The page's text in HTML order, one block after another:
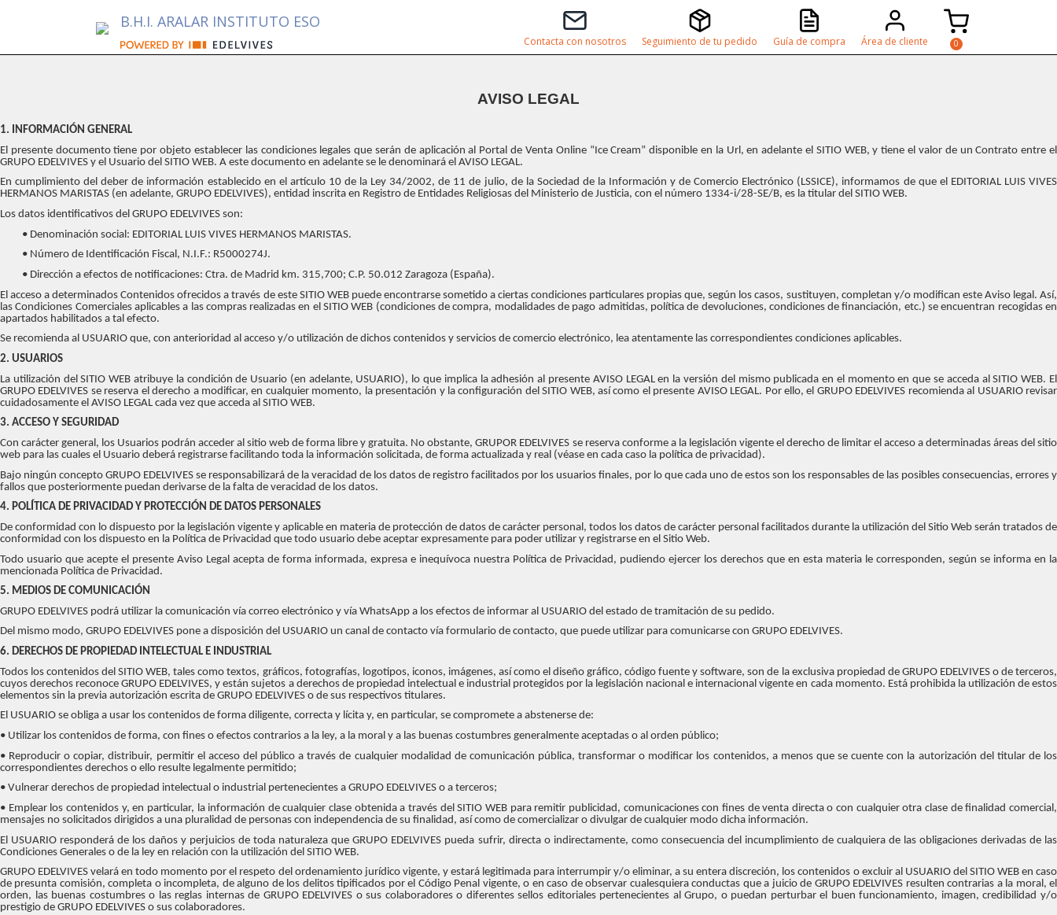
B.H.I. ARALAR INSTITUTO ESO
Contacta con nosotros Seguimiento de tu pedido Guía de compra Área de cliente
AVISO LEGAL
1. INFORMACIÓN GENERAL
El presente documento tiene por objeto establecer las condiciones legales que serán de aplicación al Portal de Venta Online “Ice Cream” disponible en la Url, en adelante el SITIO WEB, y tiene el valor de un Contrato entre el
GRUPO EDELVIVES y el Usuario del SITIO WEB. A este documento en adelante se le denominará el AVISO LEGAL.
En cumplimiento del deber de información establecido en el artículo 10 de la Ley 34/2002, de 11 de julio, de la Sociedad de la Información y de Comercio Electrónico (LSSICE), informamos de que el EDITORIAL LUIS VIVES
HERMANOS MARISTAS (en adelante, GRUPO EDELVIVES), entidad inscrita en Registro de Entidades Religiosas del Ministerio de Justicia, con el número 1334-i/28-SE/B, es la titular del SITIO WEB.
Los datos identificativos del GRUPO EDELVIVES son:
• Denominación social: EDITORIAL LUIS VIVES HERMANOS MARISTAS.
• Número de Identificación Fiscal, N.I.F.: R5000274J.
• Dirección a efectos de notificaciones: Ctra. de Madrid km. 315,700; C.P. 50.012 Zaragoza (España).
El acceso a determinados Contenidos ofrecidos a través de este SITIO WEB puede encontrarse sometido a ciertas condiciones particulares propias que, según los casos, sustituyen, completan y/o modifican este Aviso legal. Así,
las Condiciones Comerciales aplicables a las compras realizadas en el SITIO WEB (condiciones de compra, modalidades de pago admitidas, política de devoluciones, condiciones de financiación, etc.) se encuentran recogidas en
apartados habilitados a tal efecto.
Se recomienda al USUARIO que, con anterioridad al acceso y/o utilización de dichos contenidos y servicios de comercio electrónico, lea atentamente las correspondientes condiciones aplicables.
2. USUARIOS
La utilización del SITIO WEB atribuye la condición de Usuario (en adelante, USUARIO), lo que implica la adhesión al presente AVISO LEGAL en la versión del mismo publicada en el momento en que se acceda al SITIO WEB. El
GRUPO EDELVIVES se reserva el derecho a modificar, en cualquier momento, la presentación y la configuración del SITIO WEB, así como el presente AVISO LEGAL. Por ello, el GRUPO EDELVIVES recomienda al USUARIO revisar
cuidadosamente el AVISO LEGAL cada vez que acceda al SITIO WEB.
3. ACCESO Y SEGURIDAD
Con carácter general, los Usuarios podrán acceder al sitio web de forma libre y gratuita. No obstante, GRUPOR EDELVIVES se reserva conforme a la legislación vigente el derecho de limitar el acceso a determinadas áreas del sitio
web para las cuales el Usuario deberá registrarse facilitando toda la información solicitada, de forma actualizada y real (véase en cada caso la política de privacidad).
Bajo ningún concepto GRUPO EDELVIVES se responsabilizará de la veracidad de los datos de registro facilitados por los usuarios finales, por lo que cada uno de estos son los responsables de las posibles consecuencias, errores y
fallos que posteriormente puedan derivarse de la falta de veracidad de los datos.
4. POLÍTICA DE PRIVACIDAD Y PROTECCIÓN DE DATOS PERSONALES
De conformidad con lo dispuesto por la legislación vigente y aplicable en materia de protección de datos de carácter personal, todos los datos de carácter personal facilitados durante la utilización del Sitio Web serán tratados de
conformidad con los dispuesto en la Política de Privacidad que todo usuario debe aceptar expresamente para poder utilizar y registrarse en el Sitio Web.
Todo usuario que acepte el presente Aviso Legal acepta de forma informada, expresa e inequívoca nuestra Política de Privacidad, pudiendo ejercer los derechos que en esta materia le corresponden, según se informa en la
mencionada Política de Privacidad.
5. MEDIOS DE COMUNICACIÓN
GRUPO EDELVIVES podrá utilizar la comunicación vía correo electrónico y vía WhatsApp a los efectos de informar al USUARIO del estado de tramitación de su pedido.
Del mismo modo, GRUPO EDELVIVES pone a disposición del USUARIO un canal de contacto vía formulario de contacto, que puede utilizar para comunicarse con GRUPO EDELVIVES.
6. DERECHOS DE PROPIEDAD INTELECTUAL E INDUSTRIAL
Todos los contenidos del SITIO WEB, tales como textos, gráficos, fotografías, logotipos, iconos, imágenes, así como el diseño gráfico, código fuente y software, son de la exclusiva propiedad de GRUPO EDELVIVES o de terceros,
cuyos derechos reconoce GRUPO EDELVIVES, y están sujetos a derechos de propiedad intelectual e industrial protegidos por la legislación nacional e internacional vigente en cada momento. Está prohibida la utilización de estos
elementos sin la previa autorización escrita de GRUPO EDELVIVES o de sus respectivos titulares.
El USUARIO se obliga a usar los contenidos de forma diligente, correcta y lícita y, en particular, se compromete a abstenerse de:
• Utilizar los contenidos de forma, con fines o efectos contrarios a la ley, a la moral y a las buenas costumbres generalmente aceptadas o al orden público;
• Reproducir o copiar, distribuir, permitir el acceso del público a través de cualquier modalidad de comunicación pública, transformar o modificar los contenidos, a menos que se cuente con la autorización del titular de los
correspondientes derechos o ello resulte legalmente permitido;
• Vulnerar derechos de propiedad intelectual o industrial pertenecientes a GRUPO EDELVIVES o a terceros;
• Emplear los contenidos y, en particular, la información de cualquier clase obtenida a través del SITIO WEB para remitir publicidad, comunicaciones con fines de venta directa o con cualquier otra clase de finalidad comercial,
mensajes no solicitados dirigidos a una pluralidad de personas con independencia de su finalidad, así como de comercializar o divulgar de cualquier modo dicha información.
El USUARIO responderá de los daños y perjuicios de toda naturaleza que GRUPO EDELVIVES pueda sufrir, directa o indirectamente, como consecuencia del incumplimiento de cualquiera de las obligaciones derivadas de las
Condiciones Generales o de la ley en relación con la utilización del SITIO WEB.
GRUPO EDELVIVES velará en todo momento por el respeto del ordenamiento jurídico vigente, y estará legitimada para interrumpir y/o eliminar, a su entera discreción, los contenidos o excluir al USUARIO del SITIO WEB en caso
de presunta comisión, completa o incompleta, de alguno de los delitos tipificados por el Código Penal vigente, o en caso de observar cualesquiera conductas que a juicio de GRUPO EDELVIVES resulten contrarias a la moral, el
orden, las buenas costumbres o las reglas internas de GRUPO EDELVIVES o sus colaboradores o diferentes sellos editoriales pertenecientes al Grupo, o puedan perturbar el buen funcionamiento, imagen, credibilidad y/o
prestigio de GRUPO EDELVIVES o sus colaboradores.